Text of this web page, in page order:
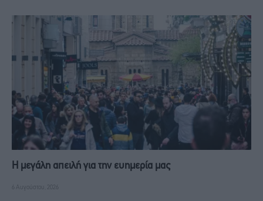
Η μεγάλη απειλή για την ευημερία μας
6 Αυγούστου, 2026